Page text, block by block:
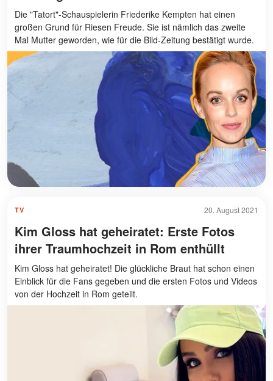
Die "Tatort"-Schauspielerin Friederike Kempten hat einen
großen Grund für Riesen Freude. Sie ist nämlich das zweite
Mal Mutter geworden, wie für die Bild-Zeitung bestätigt wurde.
20. August 2021
TV
Kim Gloss hat geheiratet: Erste Fotos
ihrer Traumhochzeit in Rom enthüllt
Kim Gloss hat geheiratet! Die glückliche Braut hat schon einen
Einblick für die Fans gegeben und die ersten Fotos und Videos
von der Hochzeit in Rom geteilt.